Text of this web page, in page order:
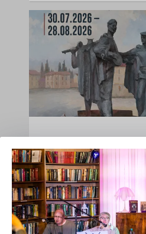
всех
28.07.2026
Выставка «Палитра
проект, на который
себе Выставочный зал им.